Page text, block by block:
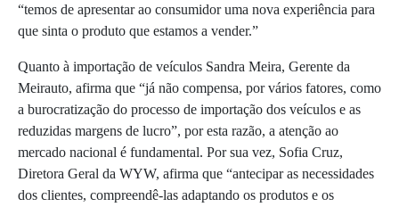
“temos de apresentar ao consumidor uma nova experiência para
que sinta o produto que estamos a vender.”
Quanto à importação de veículos Sandra Meira, Gerente da
Meirauto, afirma que “já não compensa, por vários fatores, como
a burocratização do processo de importação dos veículos e as
reduzidas margens de lucro”, por esta razão, a atenção ao
mercado nacional é fundamental. Por sua vez, Sofia Cruz,
Diretora Geral da WYW, afirma que “antecipar as necessidades
dos clientes, compreendê-las adaptando os produtos e os